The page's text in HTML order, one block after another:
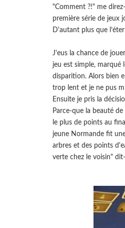
"Comment ?!" me
première série de jeux
D'autant plus que
J'eus la chance de
jeu est simple,
disparition. Alors bien
trop lent et je ne pus
Ensuite je pris la
Parce-que la beauté
le plus de points au
jeune Normande fit
arbres et des points
verte chez le voisin"